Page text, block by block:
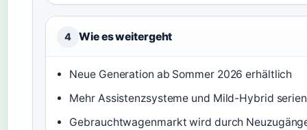
4 Wie es weitergeht
Neue Generation ab Sommer 2026 erhältlich
Mehr Assistenzsysteme und Mild-Hybrid
Gebrauchtwagenmarkt wird durch